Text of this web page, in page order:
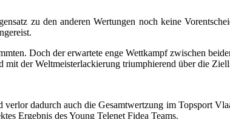
zu den anderen Wertungen noch keine
Doch der erwartete enge Wettkampf zwischen
der Weltmeisterlackierung triumphierend über die
dadurch auch die Gesamtwertzung im Topsport
Ergebnis des Young Telenet Fidea Teams.